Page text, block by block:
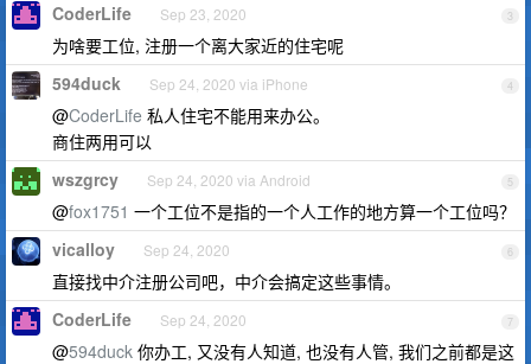
3
CoderLife Sep 23, 2020
为啥要工位, 注册一个离大家近的住宅呢
4
594duck Sep 24, 2020 via iPhone
@CoderLife 私人住宅不能用来办公。
商住两用可以
5
wszgrcy Sep 24, 2020 via Android
@fox1751 一个工位不是指的一个人工作的地方算一个工位吗？
6
vicalloy Sep 24, 2020
直接找中介注册公司吧，中介会搞定这些事情。
7
CoderLife Sep 24, 2020
@594duck 你办工, 又没有人知道, 也没有人管, 我们之前都是这